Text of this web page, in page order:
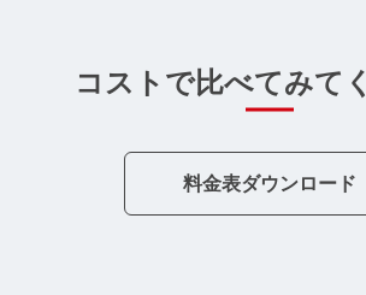
コストで比べてみて
料金表ダウンロード